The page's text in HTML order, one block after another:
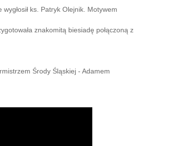
ks. Patryk Olejnik. Motywem
znakomitą biesiadę połączoną z
Środy Śląskiej - Adamem